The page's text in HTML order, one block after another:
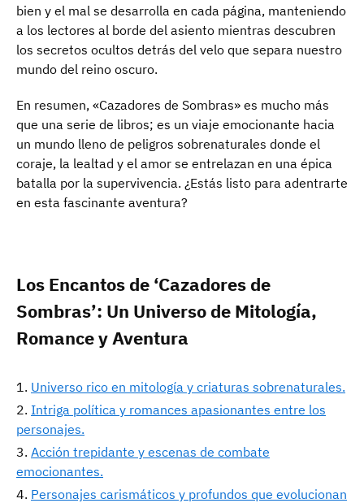
bien y el mal se desarrolla en cada página, manteniendo
a los lectores al borde del asiento mientras descubren
los secretos ocultos detrás del velo que separa nuestro
mundo del reino oscuro.
En resumen, «Cazadores de Sombras» es mucho más
que una serie de libros; es un viaje emocionante hacia
un mundo lleno de peligros sobrenaturales donde el
coraje, la lealtad y el amor se entrelazan en una épica
batalla por la supervivencia. ¿Estás listo para adentrarte
en esta fascinante aventura?
Los Encantos de ‘Cazadores de
Sombras’: Un Universo de Mitología,
Romance y Aventura
Universo rico en mitología y criaturas sobrenaturales.
Intriga política y romances apasionantes entre los
personajes.
Acción trepidante y escenas de combate
emocionantes.
Personajes carismáticos y profundos que evolucionan